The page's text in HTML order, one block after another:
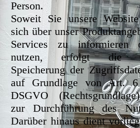
Person.
Soweit Sie unsere
sich über unser
Services zu informieren
nutzen, erfolgt die
Speicherung der
auf Grundlage von Art.
DSGVO
zur Durchführung des
Darüber hinaus dient